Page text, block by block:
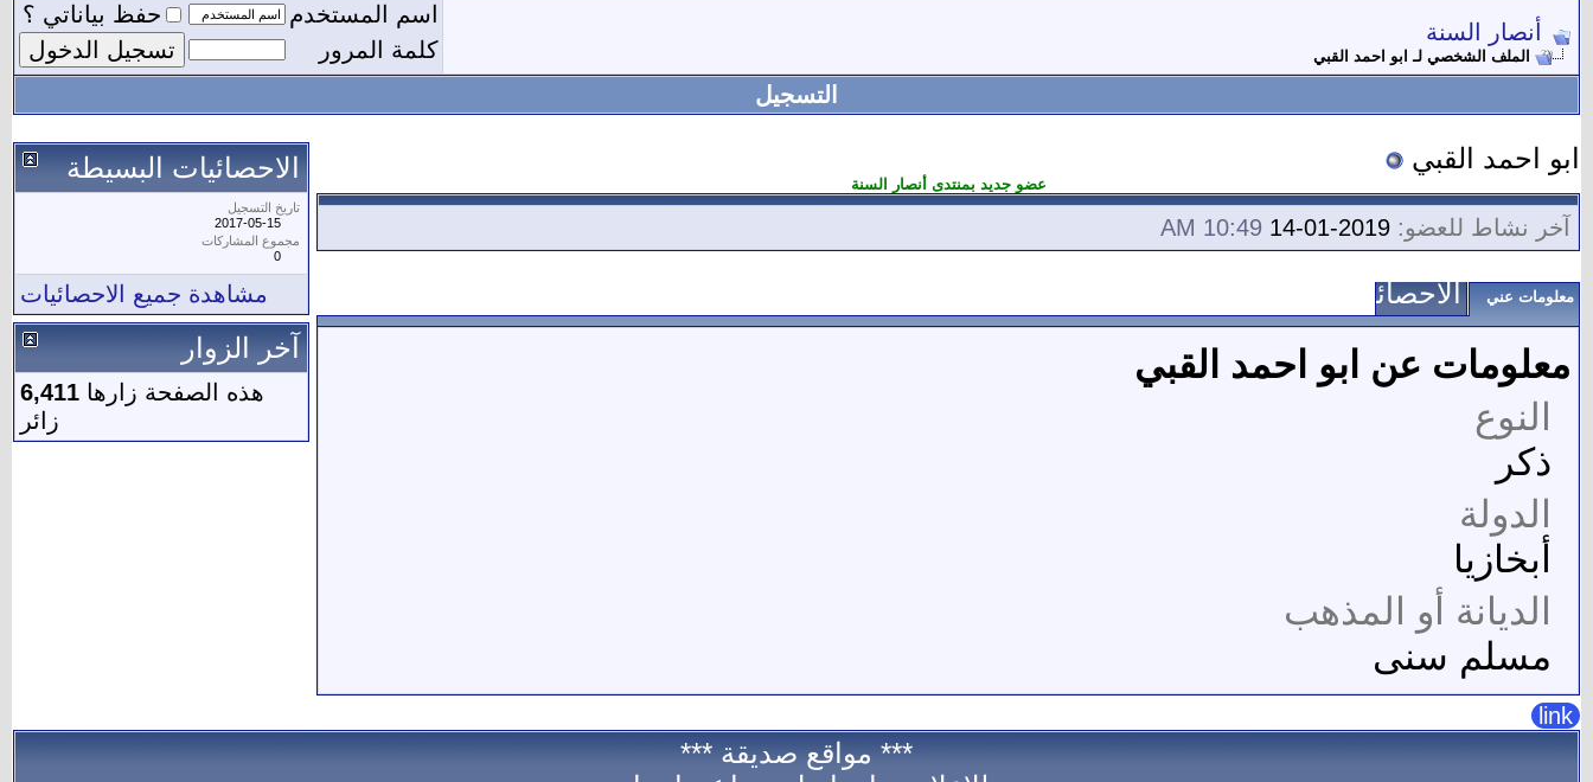
أنصار السنة
الملف الشخصي لـ ابو احمد القبي
اسم المستخدم
حفظ بياناتي ؟
كلمة المرور
التسجيل
ابو احمد القبي
عضو جديد بمنتدى أنصار السنة
آخر نشاط للعضو: 10:49 AM
معلومات عني الاحصائيات
معلومات عن ابو احمد القبي
النوع
ذكر
الدولة
أبخازيا
الديانة أو المذهب
مسلم سنى
الاحصائيات البسيطة
تاريخ التسجيل
2017-05-15
مجموع المشاركات
0
مشاهدة جميع الاحصائيات
آخر الزوار
هذه الصفحة زارها 6,411
زائر
link
*** مواقع صديقة ***